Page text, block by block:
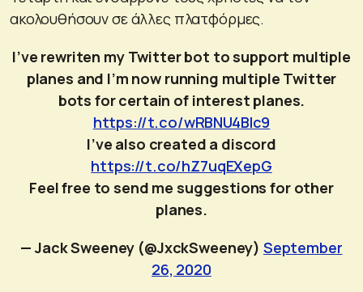
ακολουθήσουν σε άλλες πλατφόρμες.
I’ve rewriten my Twitter bot to support multiple
planes and I’m now running multiple Twitter
bots for certain of interest planes.
https://t.co/wRBNU4Blc9
I’ve also created a discord
https://t.co/hZ7uqEXepG
Feel free to send me suggestions for other
planes.
— Jack Sweeney (@JxckSweeney) September
26, 2020